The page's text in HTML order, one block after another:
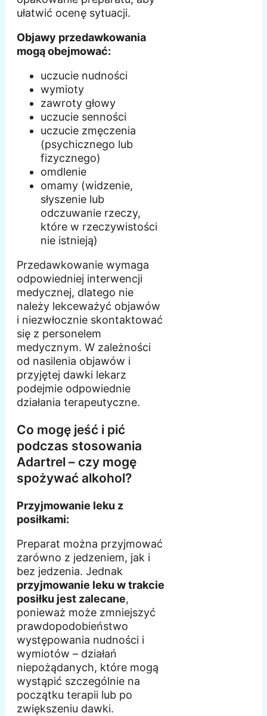
ułatwić ocenę sytuacji.
Objawy przedawkowania
mogą obejmować:
uczucie nudności
wymioty
zawroty głowy
uczucie senności
uczucie zmęczenia
(psychicznego lub
fizycznego)
omdlenie
omamy (widzenie,
słyszenie lub
odczuwanie rzeczy,
które w rzeczywistości
nie istnieją)
Przedawkowanie wymaga
odpowiedniej interwencji
medycznej, dlatego nie
należy lekceważyć objawów
i niezwłocznie skontaktować
się z personelem
medycznym. W zależności
od nasilenia objawów i
przyjętej dawki lekarz
podejmie odpowiednie
działania terapeutyczne.
Co mogę jeść i pić
podczas stosowania
Adartrel – czy mogę
spożywać alkohol?
Przyjmowanie leku z
posiłkami:
Preparat można przyjmować
zarówno z jedzeniem, jak i
bez jedzenia. Jednak
przyjmowanie leku w trakcie
posiłku jest zalecane,
ponieważ może zmniejszyć
prawdopodobieństwo
występowania nudności i
wymiotów – działań
niepożądanych, które mogą
wystąpić szczególnie na
początku terapii lub po
zwiększeniu dawki.